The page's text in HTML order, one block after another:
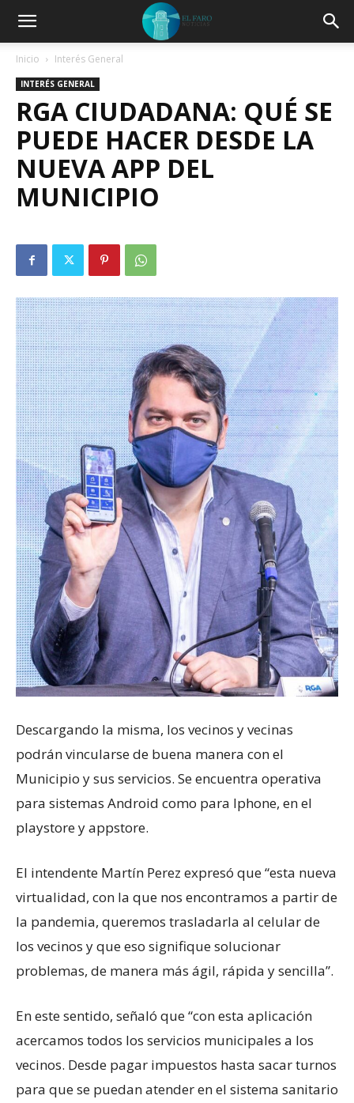
Inicio Interés General
INTERÉS GENERAL
RGA CIUDADANA: QUÉ SE
PUEDE HACER DESDE LA
NUEVA APP DEL
MUNICIPIO
Descargando la misma, los vecinos y vecinas
podrán vincularse de buena manera con el
Municipio y sus servicios. Se encuentra operativa
para sistemas Android como para Iphone, en el
playstore y appstore.
El intendente Martín Perez expresó que “esta nueva
virtualidad, con la que nos encontramos a partir de
la pandemia, queremos trasladarla al celular de
los vecinos y que eso signifique solucionar
problemas, de manera más ágil, rápida y sencilla”.
En este sentido, señaló que “con esta aplicación
acercamos todos los servicios municipales a los
vecinos. Desde pagar impuestos hasta sacar turnos
para que se puedan atender en el sistema sanitario